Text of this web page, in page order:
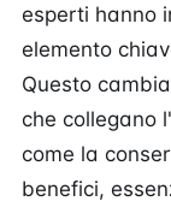
esperti hanno
elemento
Questo
che collegano
come la
benefici,